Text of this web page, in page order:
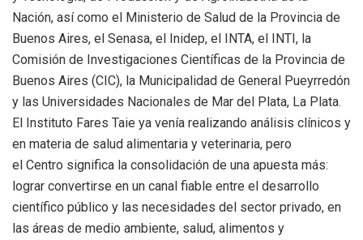
Nación, así como el Ministerio de Salud de la Provincia de
Buenos Aires, el Senasa, el Inidep, el INTA, el INTI, la
Comisión de Investigaciones Científicas de la Provincia de
Buenos Aires (CIC), la Municipalidad de General Pueyrredón
y las Universidades Nacionales de Mar del Plata, La Plata.
El Instituto Fares Taie ya venía realizando análisis clínicos y
en materia de salud alimentaria y veterinaria, pero
el Centro significa la consolidación de una apuesta más:
lograr convertirse en un canal fiable entre el desarrollo
científico público y las necesidades del sector privado, en
las áreas de medio ambiente, salud, alimentos y